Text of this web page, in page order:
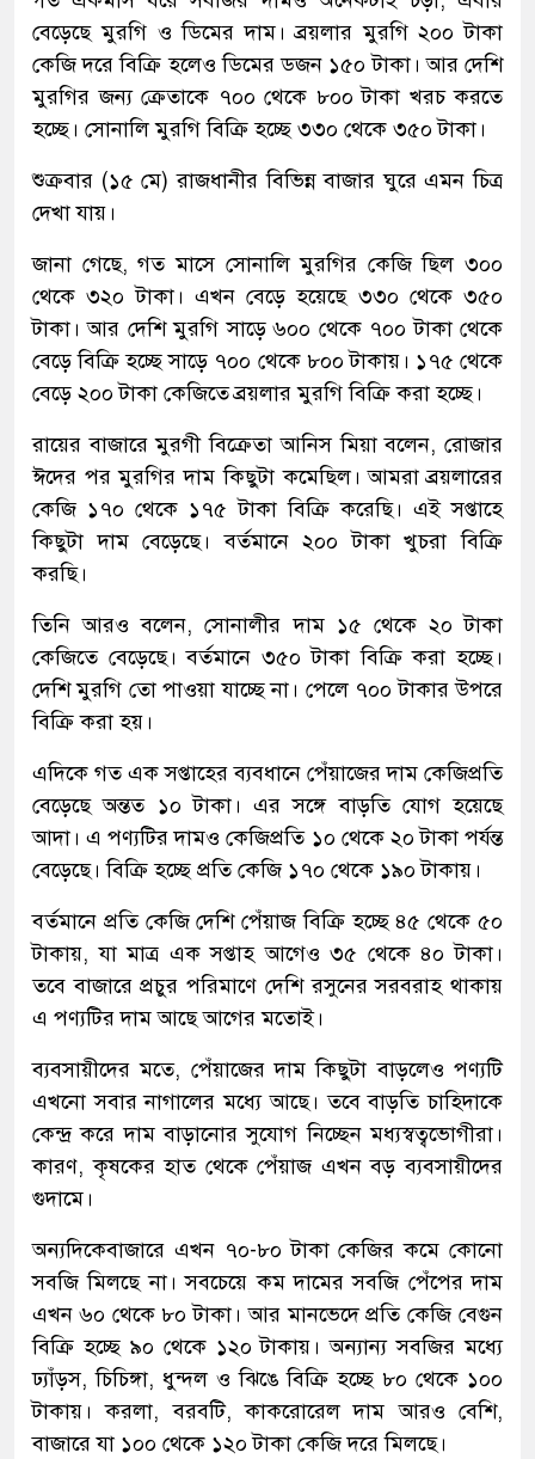
বেড়েছে মুরগি ও ডিমের দাম। ব্রয়লার মুরগি ২০০ টাকা
কেজি দরে বিক্রি হলেও ডিমের ডজন ১৫০ টাকা। আর দেশি
মুরগির জন্য ক্রেতাকে ৭০০ থেকে ৮০০ টাকা খরচ করতে
হচ্ছে। সোনালি মুরগি বিক্রি হচ্ছে ৩৩০ থেকে ৩৫০ টাকা।
শুক্রবার (১৫ মে) রাজধানীর বিভিন্ন বাজার ঘুরে এমন চিত্র
দেখা যায়।
জানা গেছে, গত মাসে সোনালি মুরগির কেজি ছিল ৩০০
থেকে ৩২০ টাকা। এখন বেড়ে হয়েছে ৩৩০ থেকে ৩৫০
টাকা। আর দেশি মুরগি সাড়ে ৬০০ থেকে ৭০০ টাকা থেকে
বেড়ে বিক্রি হচ্ছে সাড়ে ৭০০ থেকে ৮০০ টাকায়। ১৭৫ থেকে
বেড়ে ২০০ টাকা কেজিতে ব্রয়লার মুরগি বিক্রি করা হচ্ছে।
রায়ের বাজারে মুরগী বিক্রেতা আনিস মিয়া বলেন, রোজার
ঈদের পর মুরগির দাম কিছুটা কমেছিল। আমরা ব্রয়লারের
কেজি ১৭০ থেকে ১৭৫ টাকা বিক্রি করেছি। এই সপ্তাহে
কিছুটা দাম বেড়েছে। বর্তমানে ২০০ টাকা খুচরা বিক্রি
করছি।
তিনি আরও বলেন, সোনালীর দাম ১৫ থেকে ২০ টাকা
কেজিতে বেড়েছে। বর্তমানে ৩৫০ টাকা বিক্রি করা হচ্ছে।
দেশি মুরগি তো পাওয়া যাচ্ছে না। পেলে ৭০০ টাকার উপরে
বিক্রি করা হয়।
এদিকে গত এক সপ্তাহের ব্যবধানে পেঁয়াজের দাম কেজিপ্রতি
বেড়েছে অন্তত ১০ টাকা। এর সঙ্গে বাড়তি যোগ হয়েছে
আদা। এ পণ্যটির দামও কেজিপ্রতি ১০ থেকে ২০ টাকা পর্যন্ত
বেড়েছে। বিক্রি হচ্ছে প্রতি কেজি ১৭০ থেকে ১৯০ টাকায়।
বর্তমানে প্রতি কেজি দেশি পেঁয়াজ বিক্রি হচ্ছে ৪৫ থেকে ৫০
টাকায়, যা মাত্র এক সপ্তাহ আগেও ৩৫ থেকে ৪০ টাকা।
তবে বাজারে প্রচুর পরিমাণে দেশি রসুনের সরবরাহ থাকায়
এ পণ্যটির দাম আছে আগের মতোই।
ব্যবসায়ীদের মতে, পেঁয়াজের দাম কিছুটা বাড়লেও পণ্যটি
এখনো সবার নাগালের মধ্যে আছে। তবে বাড়তি চাহিদাকে
কেন্দ্র করে দাম বাড়ানোর সুযোগ নিচ্ছেন মধ্যস্বত্বভোগীরা।
কারণ, কৃষকের হাত থেকে পেঁয়াজ এখন বড় ব্যবসায়ীদের
গুদামে।
অন্যদিকে​বাজারে এখন ৭০-৮০ টাকা কেজির কমে কোনো
সবজি মিলছে না। সবচেয়ে কম দামের সবজি পেঁপের দাম
এখন ৬০ থেকে ৮০ টাকা। আর মানভেদে প্রতি কেজি বেগুন
বিক্রি হচ্ছে ৯০ থেকে ১২০ টাকায়। অন্যান্য সবজির মধ্যে
ঢ্যাঁড়স, চিচিঙ্গা, ধুন্দল ও ঝিঙে বিক্রি হচ্ছে ৮০ থেকে ১০০
টাকায়। করলা, বরবটি, কাকরোরেল দাম আরও বেশি,
বাজারে যা ১০০ থেকে ১২০ টাকা কেজি দরে মিলছে।